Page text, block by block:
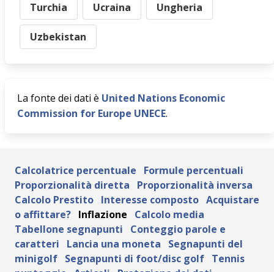
Turchia Ucraina Ungheria
Uzbekistan
La fonte dei dati è United Nations Economic
Commission for Europe UNECE.
Calcolatrice percentuale
Formule percentuali
Proporzionalità diretta
Proporzionalità inversa
Calcolo Prestito Interesse composto Acquistare
o affittare? Inflazione
Calcolo media
Tabellone segnapunti
Conteggio parole e
caratteri
Lancia una moneta
Segnapunti del
minigolf Segnapunti di foot/disc golf Tennis